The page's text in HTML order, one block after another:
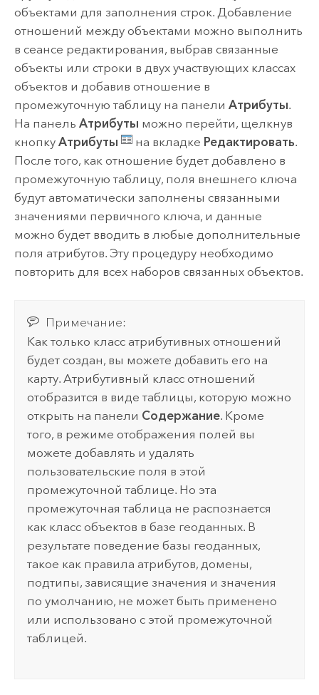
объектами для заполнения строк. Добавление
отношений между объектами можно выполнить
в сеансе редактирования, выбрав связанные
объекты или строки в двух участвующих классах
объектов и добавив отношение в
промежуточную таблицу на панели Атрибуты.
На панель Атрибуты можно перейти, щелкнув
кнопку Атрибуты на вкладке Редактировать.
После того, как отношение будет добавлено в
промежуточную таблицу, поля внешнего ключа
будут автоматически заполнены связанными
значениями первичного ключа, и данные
можно будет вводить в любые дополнительные
поля атрибутов. Эту процедуру необходимо
повторить для всех наборов связанных объектов.
Примечание:
Как только класс атрибутивных отношений
будет создан, вы можете добавить его на
карту. Атрибутивный класс отношений
отобразится в виде таблицы, которую можно
открыть на панели Содержание. Кроме
того, в режиме отображения полей вы
можете добавлять и удалять
пользовательские поля в этой
промежуточной таблице. Но эта
промежуточная таблица не распознается
как класс объектов в базе геоданных. В
результате поведение базы геоданных,
такое как правила атрибутов, домены,
подтипы, зависящие значения и значения
по умолчанию, не может быть применено
или использовано с этой промежуточной
таблицей.